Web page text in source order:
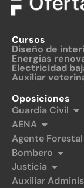
Cursos
Diseño de
Energías
Electricidad
Auxiliar
Oposiciones
Guardia Civil
AENA
Agente Forestal
Bombero
Justicia
Auxiliar